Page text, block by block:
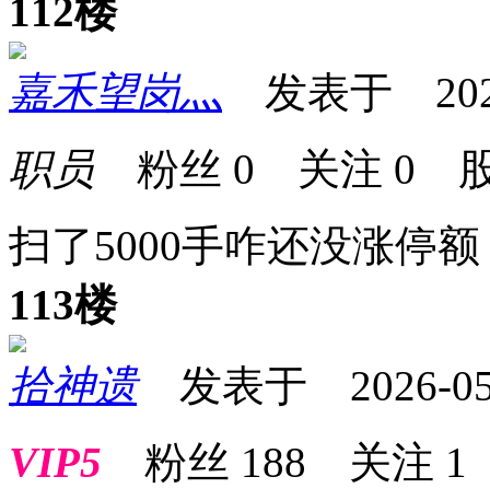
112楼
嘉禾望岗灬 发表于
职员 粉丝 0 关注 0
扫了5000手咋还没涨停
113楼
拾神遗发表于 2026-
VIP5 粉丝 188 关注 1